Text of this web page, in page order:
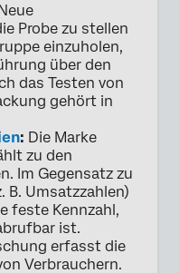
Probe zu stellen
einzuholen,
über den
das Testen von
gehört in
: Die Marke
zu den
Im Gegensatz zu
B. Umsatzzahlen)
feste Kennzahl,
ist.
erfasst die
Verbrauchern.